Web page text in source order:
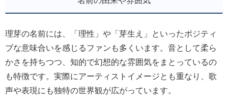
理芽の名前には、「理性」や「芽生え」といったポジティ
ブな意味合いを感じるファンも多くいます。音として柔ら
かさを持ちつつ、知的で幻想的な雰囲気をまとっているの
も特徴です。実際にアーティストイメージとも重なり、歌
声や表現にも独特の世界観が広がっています。